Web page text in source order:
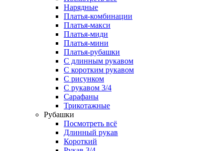
Нарядные
Платья-комбинации
Платья-макси
Платья-миди
Платья-мини
Платья-рубашки
С длинным рукавом
С коротким рукавом
С рисунком
С рукавом 3/4
Сарафаны
Трикотажные
Рубашки
Посмотреть всё
Длинный рукав
Короткий